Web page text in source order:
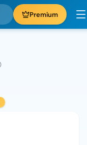
Premium